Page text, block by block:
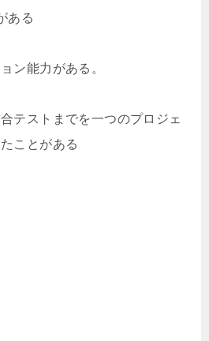
ある
ン能力がある。
テストまでを一つのプロジェ
ことがある